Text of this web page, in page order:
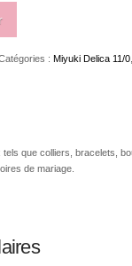
:Miyuki Delica 11/0
que colliers, bracelets,
de mariage.